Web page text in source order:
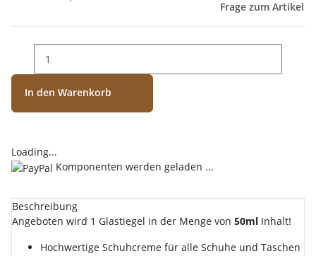
Frage zum Artikel
In den Warenkorb
Loading...
Komponenten werden geladen ...
Beschreibung
Angeboten wird 1 Glastiegel in der Menge von 50ml Inhalt!
Hochwertige Schuhcreme für alle Schuhe und Taschen